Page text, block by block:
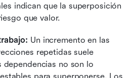
indican que la superposición
que valor.
Un incremento en las
repetidas suele
dependencias no son lo